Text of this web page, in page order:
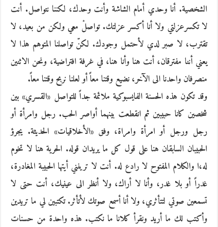
الشخصية. أنا وحدي أمام الشاشة وأنت وحدك، لكننا نتواصل. أنت
لا تكسرعزلتي ولا أنا أكسر عزلتك. تواصلْ معي ولكن من بعيد، لا
تقترب، لا صبر لدي لأحتمل وجودك. لكنّ تواصلنا المتوهم هذا لا
يعني أننا مفترقان، أنت هنا وأنا هنا، في غرفة افتراضية، ونحن الاثنين
منصرفان واحدنا الى الآخر، نضيع وقتنا معاً أو لعلنا نربح وقتنا معاً.
وقد تكون هذه الحسنة الفايسبوكية ملائمة جداً للتواصل «القسري» بين
شخصين كانا حبيبين ثم انقطعت بينهما أواصر الحب. رجل وامرأة أو
رجل ورجل أو امرأة وامراة، وفق «الأخلاقيات» الحديثة. يجرؤ
الحبيبان السابقان هنا على قول كل ما يريدان قوله. الحرية هنا لا تخوم
له،ا والكلام المفتوح لا رادع له. أنت لا ترينني أيتها الحبيبة المغادرة،
غدراً أو بلا غدر، وأنا لا أراك، ولا أنظر الى عينيك، أنت حتى لا
تسمعين صوتي لتتأثري، ولا أنا أسمع صوتك لأتأثر. تكتبين لي ما تريدين
وأكتب لك ما أريد ونقرأ كلانا ما نكتب. هذه واحدة من حسنات